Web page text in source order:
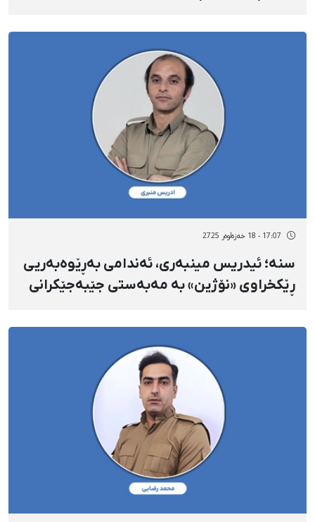
17:07 - 18 خەزەڵوەر 2725
سنە؛ ئیدریس مینبەری، ئەندامی بەڕێوەبەریی
ڕێکخراوی «نۆژین» بە مەبەستی جێبەجێکرانی